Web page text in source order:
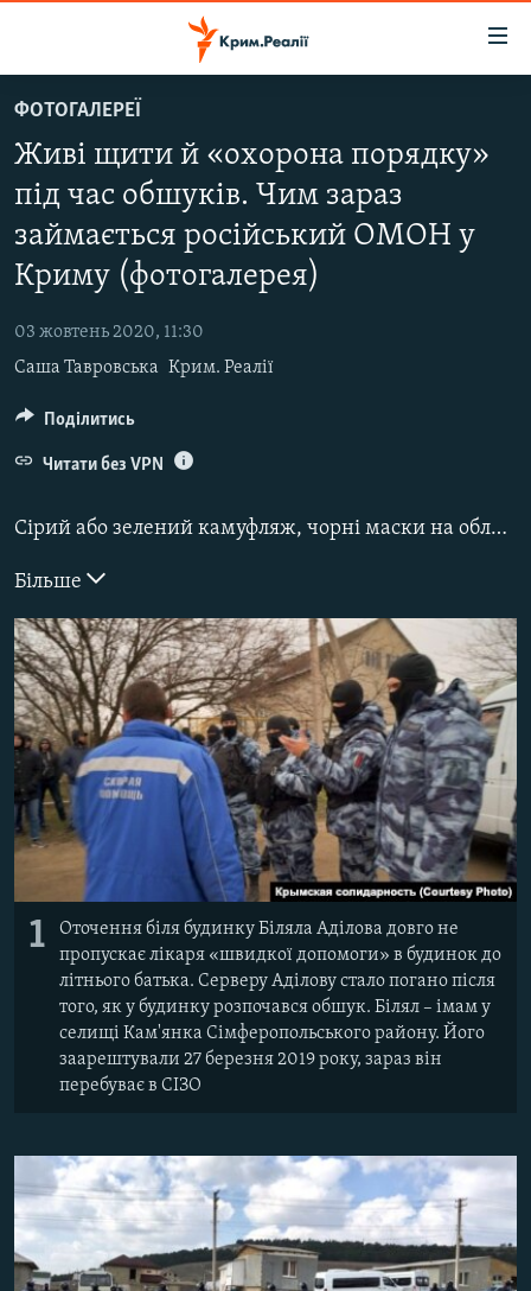
до
основного
матеріалу
Перейти
до
основної
Перейти
до
ВОДА.КРИМ
ВІДЕО ТА ФОТО
БЛОГИ
ПОГЛЯД
ІНТЕРВ'Ю
ВСЕ ЗА ДЕНЬ
СПЕЦПРОЕКТИ
УКРАЇНСЬКА ПРОБЛЕМА КРИМУ
ІНФОГРАФІКА
ЯК ОБІЙТИ БЛОКУВАННЯ
Русский
Qırımtatar
ДОЛУЧАЙСЯ!
Усі сайти RFE/RL
ФОТОГАЛЕРЕЇ
Живі щити й «охорона порядку»
під час обшуків. Чим зараз
займається російський ОМОН у
Криму (фотогалерея)
03 жовтень 2020, 11:30
Саша Тавровська Крим. Реалії
Сірий або зелений камуфляж, чорні маски на обличчі, зброя та кийки – портрет середньостатистичного співробітника загону мобільного особливого призначення. Скорочено – ОМОН.
Більше
1
Оточення біля будинку Біляла Аділова довго не
пропускає лікаря «швидкої допомоги» в будинок до
літнього батька. Серверу Аділову стало погано після
того, як у будинку розпочався обшук. Білял – імам у
селищі Кам'янка Сімферопольського району. Його
заарештували 27 березня 2019 року, зараз він
перебуває в СІЗО
Поділитись
Читати без VPN